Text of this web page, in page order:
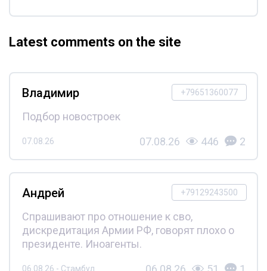
Latest comments on the site
+79651360077
Владимир
Подбор новостроек
07.08.26 07.08.26 446 2
+79129243500
Андрей
Спрашивают про отношение к сво,
дискредитация Армии РФ, говорят плохо о
президенте. Иноагенты.
06.08.26 - Стамбул